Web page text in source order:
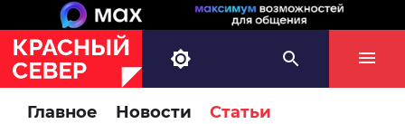
Главное Новости Статьи